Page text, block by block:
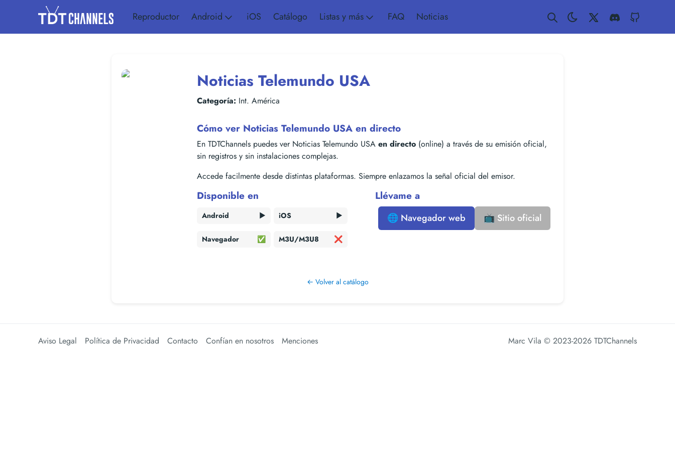
Reproductor Android iOS Catálogo Listas y más FAQ Noticias Twitter Discord
Noticias Telemundo USA
Categoría: Int. América
Cómo ver Noticias Telemundo USA en directo
En TDTChannels puedes ver Noticias Telemundo USA en directo (online) a través de su emisión oficial,
sin registros y sin instalaciones complejas.
Accede facilmente desde distintas plataformas. Siempre enlazamos la señal oficial del emisor.
Disponible en
Android ▶️ iOS ▶️
Navegador ✅ M3U/M3U8 ❌
Llévame a
🌐 Navegador web 📺 Sitio oficial
← Volver al catálogo
Aviso Legal Política de Privacidad Contacto Confían en nosotros Menciones Marc Vila © 2023-2026 TDTChannels